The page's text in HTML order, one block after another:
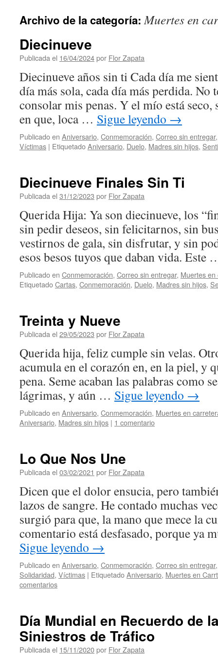
Archivo de la categoría:Muertes en
Diecinueve
Publicada el 16/04/2024por Flor Zapata
Diecinueve años sin ti Cada día me
día más sola, cada día más perdida. No
consolar mis penas. Y el mío está
en que, loca … Sigue leyendo →
Publicado en Aniversario, Conmemoración, Correo sin entregar
Víctimas | EtiquetadoAniversario, Duelo, Madres sin hijos,
Diecinueve Finales Sin Ti
Publicada el 31/12/2023 por Flor Zapata
Querida Hija: Ya son diecinueve, los
sin pedir deseos, sin felicitarnos, sin
vestirnos de gala, sin disfrutar, y sin
esos besos tuyos que daban vida.
Publicado en Conmemoración, Correo sin entregar, Muertes
EtiquetadoCartas, Conmemoración, Duelo, Madres sin hijos,
Treinta y Nueve
Publicada el 29/05/2023 por Flor Zapata
Querida hija, feliz cumple sin velas.
acumula en el corazón en, en la piel, y
pena. Seme acaban las palabras como
lágrimas, y aún … Sigue leyendo →
Publicado en Aniversario, Conmemoración, Muertes en
Aniversario, Madres sin hijos | 1 comentario
Lo Que Nos Une
Publicada el 03/02/2021 por Flor Zapata
Dicen que el dolor ensucia, pero
lazos de sangre. He contado muchas
surgió para que, la mano que mece la
comentario está desfasado, porque ya
Sigue leyendo →
Publicado en Aniversario, Conmemoración, Correo sin entregar
Solidaridad, Víctimas | EtiquetadoAniversario, Muertes en
comentarios
Día Mundial en Recuerdo de
Siniestros de Tráfico
Publicada el 15/11/2020por Flor Zapata